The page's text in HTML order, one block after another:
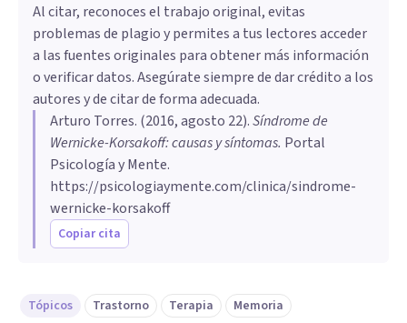
Al citar, reconoces el trabajo original, evitas
problemas de plagio y permites a tus lectores acceder
a las fuentes originales para obtener más información
o verificar datos. Asegúrate siempre de dar crédito a los
autores y de citar de forma adecuada.
Arturo Torres. (2016, agosto 22).​Síndrome de
Wernicke-Korsakoff: causas y síntomas. Portal
Psicología y Mente.
https://psicologiaymente.com/clinica/sindrome-
wernicke-korsakoff
Copiar cita
Tópicos Trastorno Terapia Memoria